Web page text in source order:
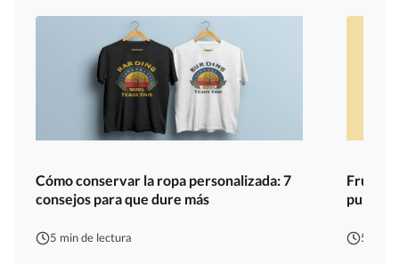
Cómo conservar la ropa personalizada: 7
consejos para que dure más
5 min de lectura
Fruit of
5 min